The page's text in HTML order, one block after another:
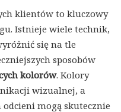
klientów to kluczowy
Istnieje wiele technik,
się na tle
sposobów
kolorów. Kolory
wizualnej, a
mogą skutecznie